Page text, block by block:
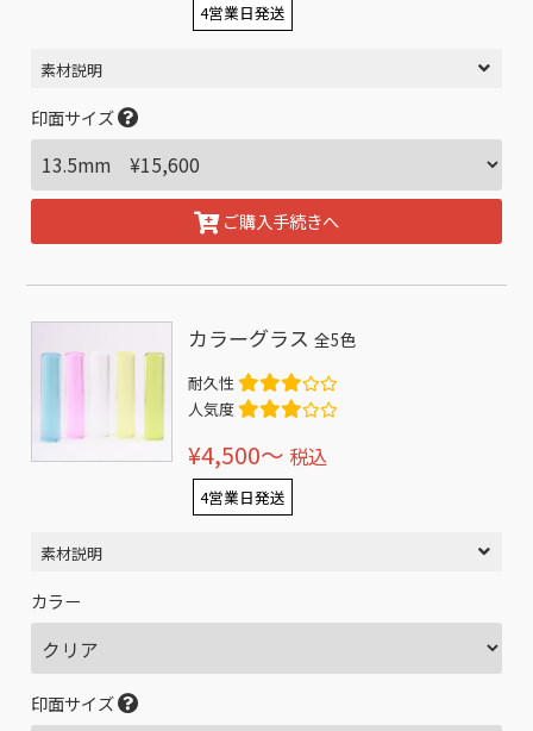
4営業日発送
素材説明
印面サイズ
ご購入手続きへ
カラーグラス全5色
耐久性
人気度
¥4,500〜 税込
4営業日発送
素材説明
カラー
印面サイズ